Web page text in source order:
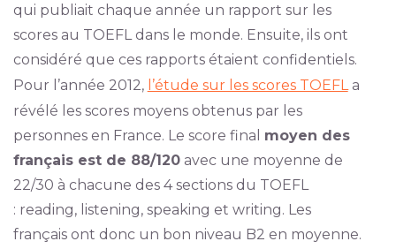
qui publiait chaque année un rapport sur les
scores au TOEFL dans le monde. Ensuite, ils ont
considéré que ces rapports étaient confidentiels.
Pour l’année 2012, l’étude sur les scores TOEFL a
révélé les scores moyens obtenus par les
personnes en France. Le score final moyen des
français est de 88/120avec une moyenne de
22/30 à chacune des 4 sections du TOEFL
: reading, listening, speaking et writing. Les
français ont donc un bon niveau B2 en moyenne.